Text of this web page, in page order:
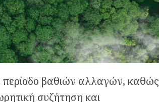
περίοδο βαθιών αλλαγών, καθώς
συζήτηση και